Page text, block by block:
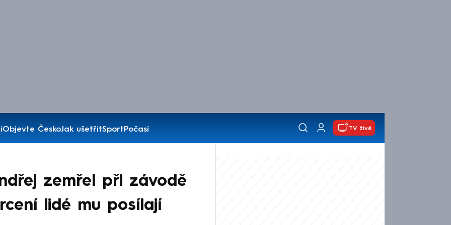
Objevte ČeskoJak ušetřitSportPočasí TV živě
zemřel při závodě
lidé mu posílají